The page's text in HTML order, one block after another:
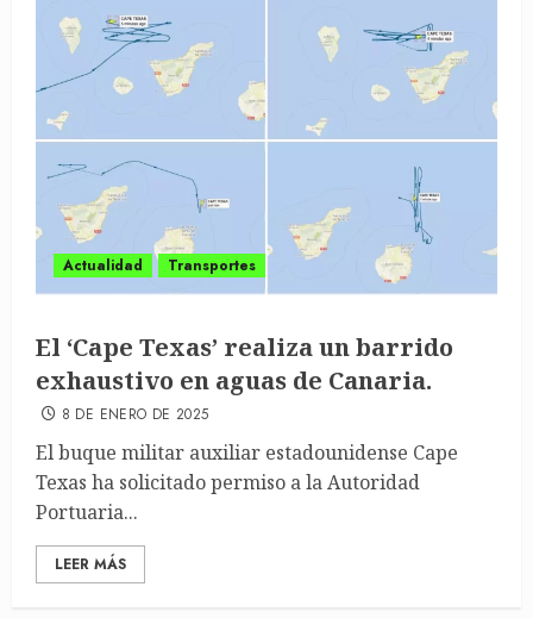
Actualidad Transportes
El ‘Cape Texas’ realiza un barrido
exhaustivo en aguas de Canaria.
8 DE ENERO DE 2025
El buque militar auxiliar estadounidense Cape
Texas ha solicitado permiso a la Autoridad
Portuaria...
LEER MÁS